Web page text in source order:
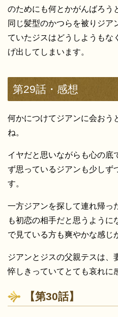
のためにも何とかがんばろう
同じ髪型のかつらを被りジア
ていたジスはどうしようもな
げ出してしまいます。
第29話・感想
何かにつけてジアンに会おう
ね。
イヤだと思いながらも心の底
ず思っているジアンも少しず
す。
一方ジアンを探して連れ帰っ
も初恋の相手だと思うよう
で見ている方も爽やかな感じ
ジアンとジスの父親テスは、
悴しきっていてとても哀れに
【第30話】